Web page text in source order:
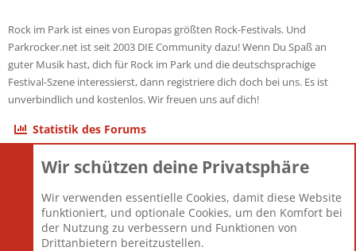
Rock im Park ist eines von Europas größten Rock-Festivals. Und
Parkrocker.net ist seit 2003 DIE Community dazu! Wenn Du Spaß an
guter Musik hast, dich für Rock im Park und die deutschsprachige
Festival-Szene interessierst, dann registriere dich doch bei uns. Es ist
unverbindlich und kostenlos. Wir freuen uns auf dich!
Statistik des Forums
Themen
Mitglieder
12.427
Neuestes Mitglied
Berlin
Wir schützen deine Privatsphäre
Wir verwenden essentielle Cookies, damit diese Website
funktioniert, und optionale Cookies, um den Komfort bei
der Nutzung zu verbessern und Funktionen von
Drittanbietern bereitzustellen.